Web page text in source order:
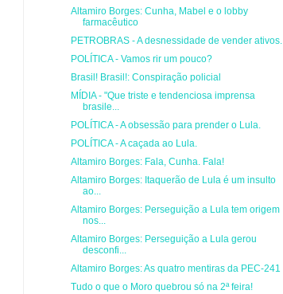
Altamiro Borges: Cunha, Mabel e o lobby
farmacêutico
PETROBRAS - A desnessidade de vender ativos.
POLÍTICA - Vamos rir um pouco?
Brasil! Brasil!: Conspiração policial
MÍDIA - "Que triste e tendenciosa imprensa
brasile...
POLÍTICA - A obsessão para prender o Lula.
POLÍTICA - A caçada ao Lula.
Altamiro Borges: Fala, Cunha. Fala!
Altamiro Borges: Itaquerão de Lula é um insulto
ao...
Altamiro Borges: Perseguição a Lula tem origem
nos...
Altamiro Borges: Perseguição a Lula gerou
desconfi...
Altamiro Borges: As quatro mentiras da PEC-241
Tudo o que o Moro quebrou só na 2ª feira!